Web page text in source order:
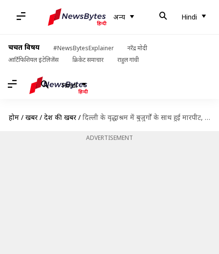
अन्य Hindi
चर्चित विषय #NewsBytesExplainer
नरेंद्र मोदी
आर्टिफिशियल इंटेलिजेंस
क्रिकेट समाचार राहुल गांधी
Hindi
होम / खबरें / देश की खबरें / दिल्ली के वृद्धाश्रम में बुजुर्गों के साथ हुई मारपीट, दयनीय हालत में मिले 19 लोग
ADVERTISEMENT